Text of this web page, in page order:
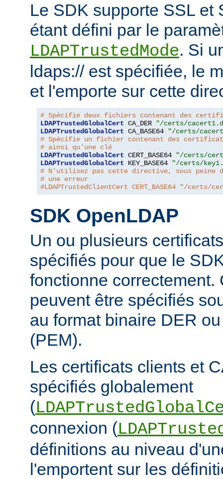
Le SDK supporte SSL et
étant défini par le
LDAPTrustedMode. Si
ldaps:// est spécifiée, le
et l'emporte sur cette
# Spécifie deux fichiers contenant des
LDAPTrustedGlobalCert CA_DER
"/certs/
LDAPTrustedGlobalCert CA_BASE64
"/certs/
# Spécifie un fichier contenant des
# ainsi qu'une clé
LDAPTrustedGlobalCert CERT_BASE64
"/certs/
LDAPTrustedGlobalCert KEY_BASE64
"/certs/
# N'utilisez pas cette directive, sous peine
# une erreur
#LDAPTrustedClientCert CERT_BASE64 "/certs/
SDK OpenLDAP
Un ou plusieurs
spécifiés pour que le
fonctionne correctement.
peuvent être spécifiés
au format binaire DER
(PEM).
Les certificats clients et
spécifiés globalement
(
connexion (
définitions au niveau
l'emportent sur les